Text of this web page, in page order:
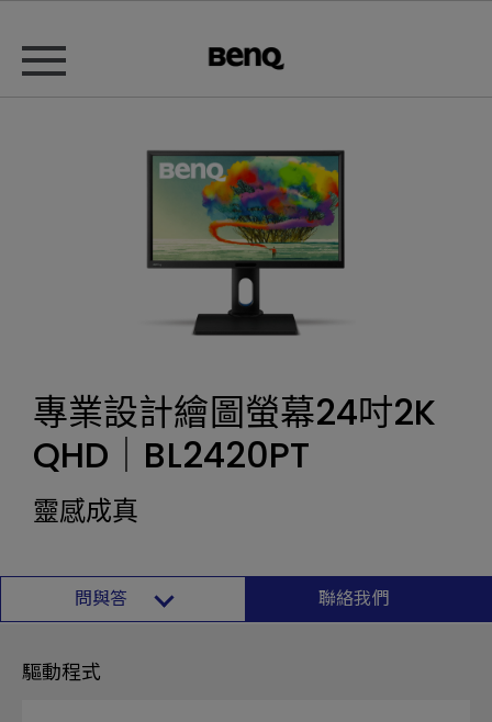
專業設計繪圖螢幕24吋2K
QHD｜BL2420PT
靈感成真
問與答 聯絡我們
驅動程式